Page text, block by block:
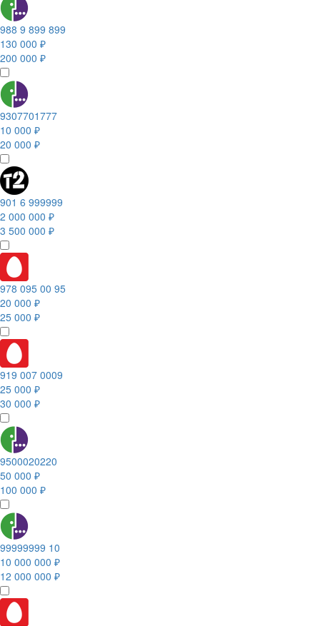
988 9 899 899
130 000 ₽
200 000 ₽
9307701777
10 000 ₽
20 000 ₽
901 6 999999
2 000 000 ₽
3 500 000 ₽
978 095 00 95
20 000 ₽
25 000 ₽
919 007 0009
25 000 ₽
30 000 ₽
9500020220
50 000 ₽
100 000 ₽
99999999 10
10 000 000 ₽
12 000 000 ₽